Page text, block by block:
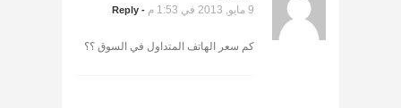
9 مايو, 2013 في 1:53 م - Reply
كم سعر الهاتف المتداول في السوق ؟؟